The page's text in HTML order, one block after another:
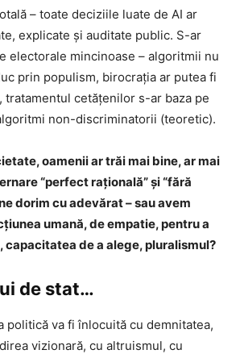
– toate deciziile luate de AI ar
explicate și auditate public. S-ar
electorale mincinoase – algoritmii nu
prin populism, birocrația ar putea fi
tratamentul cetățenilor s-ar baza pe
non-discriminatorii (teoretic).
oamenii ar trăi mai bine, ar mai
“perfect rațională” și “fără
dorim cu adevărat – sau avem
umană, de empatie, pentru a
de a alege, pluralismul?
de stat…
politică va fi înlocuită cu demnitatea,
vizionară, cu altruismul, cu